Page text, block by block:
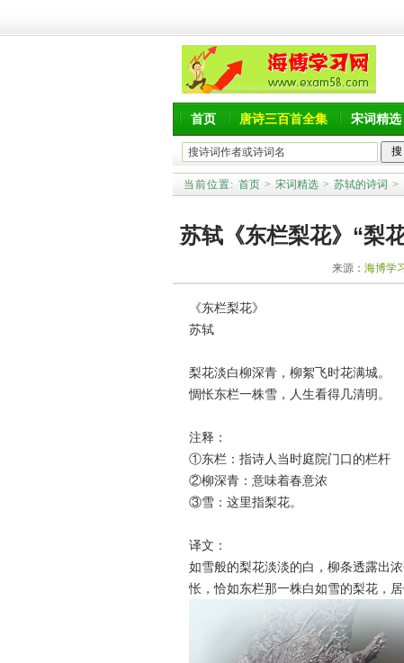
首页 唐诗三百首全集 宋词精选
当前位置: 首页 > 宋词精选 > 苏轼的诗词 >
苏轼《东栏梨花》“梨
来源： 海博学
《东栏梨花》
苏轼
梨花淡白柳深青，柳絮飞时花满城。
惆怅东栏一株雪，人生看得几清明。
注释：
①东栏：指诗人当时庭院门口的栏杆
②柳深青：意味着春意浓
③雪：这里指梨花。
译文：
如雪般的梨花淡淡的白，柳条透露出
怅，恰如东栏那一株白如雪的梨花，